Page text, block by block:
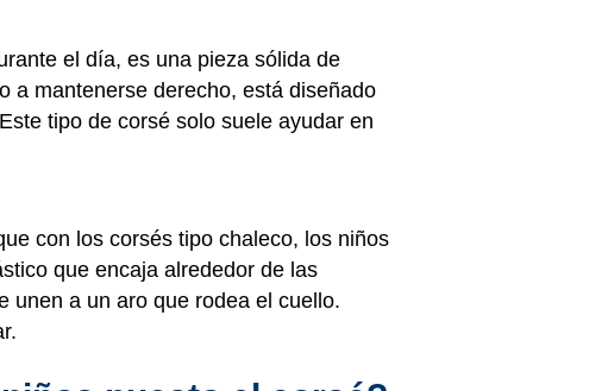
el día, es una pieza sólida de
a mantenerse derecho, está diseñado
tipo de corsé solo suele ayudar en
con los corsés tipo chaleco, los niños
que encaja alrededor de las
unen a un aro que rodea el cuello.